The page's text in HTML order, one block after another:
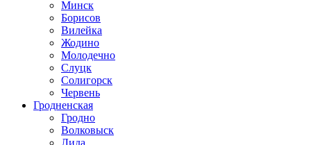
Минск
Борисов
Вилейка
Жодино
Молодечно
Слуцк
Солигорск
Червень
Гродненская
Гродно
Волковыск
Лида